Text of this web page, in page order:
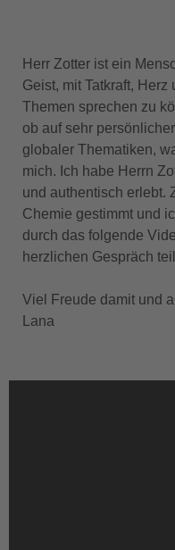
Herr Zotter ist ein
Geist, mit Tatkraft,
Themen sprechen zu
ob auf sehr
globaler Thematiken,
mich. Ich habe Herrn
und authentisch erlebt.
Chemie gestimmt und
durch das folgende
herzlichen Gespräch
Viel Freude damit und
Lana